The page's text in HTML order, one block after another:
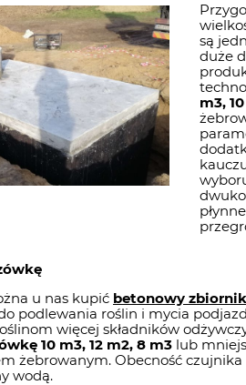
są
duże
m3,
u nas kupić betonowy
podlewania roślin i mycia
więcej składników
10 m3, 12 m2, 8 m3 lub
żebrowanym. Obecność
wodą.